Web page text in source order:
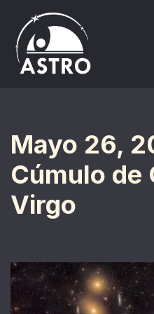
Saltar
al
contenido
Mayo 26,
Cúmulo de
Virgo